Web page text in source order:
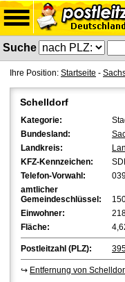
Suche
Ihre Position: Startseite -
Schelldorf
Kategorie:
Bundesland:
Landkreis:
KFZ-Kennzeichen:
Telefon-Vorwahl:
amtlicher
Gemeindeschlüssel:
Einwohner:
Fläche:
Postleitzahl (PLZ):
↪ Entfernung von